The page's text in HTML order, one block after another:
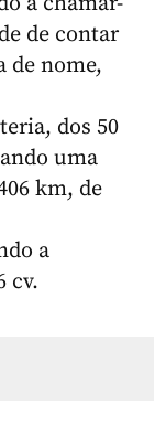
de contar
de nome,
dos 50
uma
km, de
a
cv.